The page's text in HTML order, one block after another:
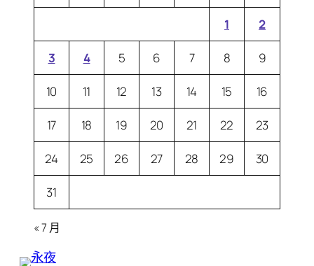
1 2
3 4 5 6 7 8 9
10 11 12 13 14 15 16
17 18 19 20 21 22 23
24 25 26 27 28 29 30
31
« 7 月